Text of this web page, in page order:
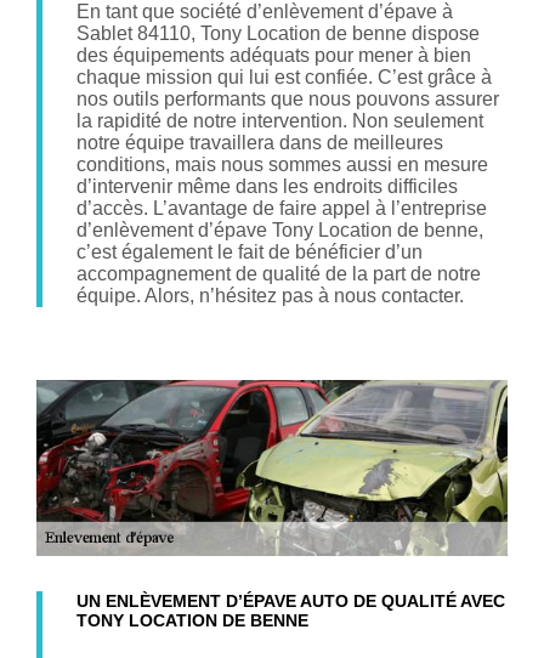
En tant que société d’enlèvement d’épave à
Sablet 84110, Tony Location de benne dispose
des équipements adéquats pour mener à bien
chaque mission qui lui est confiée. C’est grâce à
nos outils performants que nous pouvons assurer
la rapidité de notre intervention. Non seulement
notre équipe travaillera dans de meilleures
conditions, mais nous sommes aussi en mesure
d’intervenir même dans les endroits difficiles
d’accès. L’avantage de faire appel à l’entreprise
d’enlèvement d’épave Tony Location de benne,
c’est également le fait de bénéficier d’un
accompagnement de qualité de la part de notre
équipe. Alors, n’hésitez pas à nous contacter.
UN ENLÈVEMENT D’ÉPAVE AUTO DE QUALITÉ AVEC
TONY LOCATION DE BENNE